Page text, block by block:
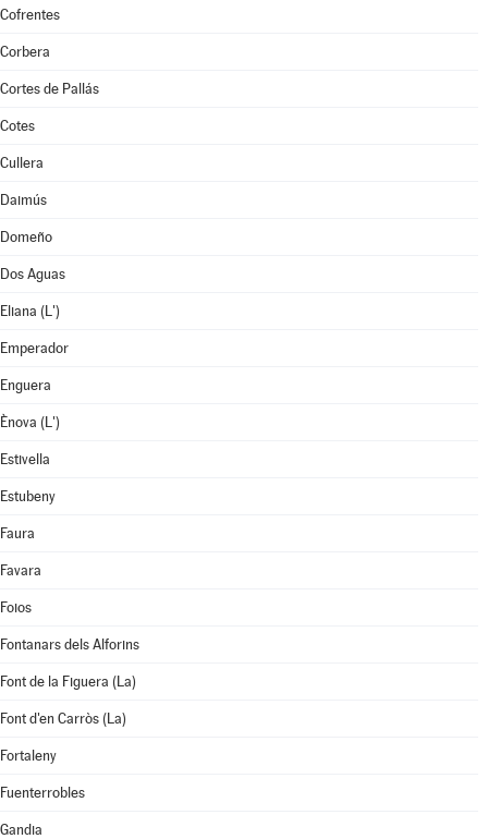
Cofrentes
Corbera
Cortes de Pallás
Cotes
Cullera
Daimús
Domeño
Dos Aguas
Eliana (L')
Emperador
Enguera
Ènova (L')
Estivella
Estubeny
Faura
Favara
Foios
Fontanars dels Alforins
Font de la Figuera (La)
Font d'en Carròs (La)
Fortaleny
Fuenterrobles
Gandia